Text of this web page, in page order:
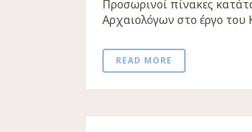
Προσωρινοί πίνακες
Αρχαιολόγων στο έργο του
READ MORE